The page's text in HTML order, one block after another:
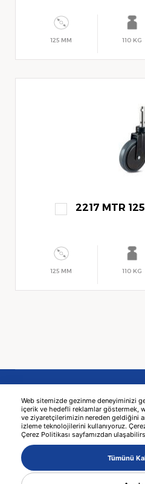
Web sitemizde gezinme deneyiminizi
içerik ve hedefli reklamlar göstermek,
ve ziyaretçilerimizin nereden geldiğini
izleme teknolojilerini kullanıyoruz.
Çerez Politikası sayfamızdan
Tümünü
125 MM 110 KG
2217 MTR
125 MM 110 KG
© 2026 KAMA -网